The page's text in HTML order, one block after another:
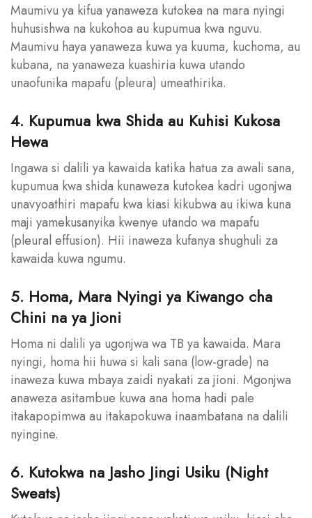
Maumivu ya kifua yanaweza kutokea na mara nyingi
huhusishwa na kukohoa au kupumua kwa nguvu.
Maumivu haya yanaweza kuwa ya kuuma, kuchoma, au
kubana, na yanaweza kuashiria kuwa utando
unaofunika mapafu (pleura) umeathirika.
4. Kupumua kwa Shida au Kuhisi Kukosa
Hewa
Ingawa si dalili ya kawaida katika hatua za awali sana,
kupumua kwa shida kunaweza kutokea kadri ugonjwa
unavyoathiri mapafu kwa kiasi kikubwa au ikiwa kuna
maji yamekusanyika kwenye utando wa mapafu
(pleural effusion). Hii inaweza kufanya shughuli za
kawaida kuwa ngumu.
5. Homa, Mara Nyingi ya Kiwango cha
Chini na ya Jioni
Homa ni dalili ya ugonjwa wa TB ya kawaida. Mara
nyingi, homa hii huwa si kali sana (low-grade) na
inaweza kuwa mbaya zaidi nyakati za jioni. Mgonjwa
anaweza asitambue kuwa ana homa hadi pale
itakapopimwa au itakapokuwa inaambatana na dalili
nyingine.
6. Kutokwa na Jasho Jingi Usiku (Night
Sweats)